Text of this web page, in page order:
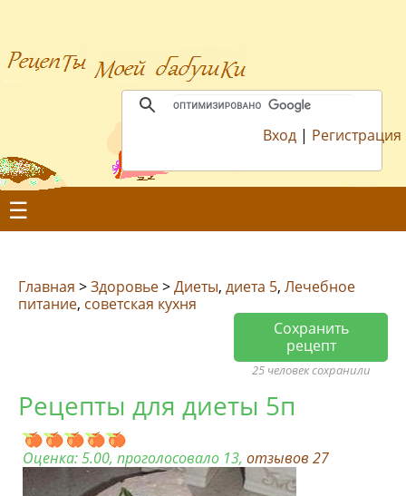
Вход | Регистрация
☰
Главная >Здоровье>Диеты, диета 5, Лечебное
питание, советская кухня
Сохранить
рецепт
25 человек сохранили
Рецепты для диеты 5п
Оценка:5.00, проголосовало 13, отзывов 27